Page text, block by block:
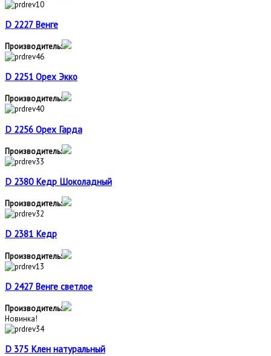
D 2227 Венге
Производитель:
D 2251 Орех Экко
Производитель:
D 2256 Орех Гарда
Производитель:
D 2380 Кедр Шоколадный
Производитель:
D 2381 Кедр
Производитель:
D 2427 Венге светлое
Производитель:
Новинка!
D 375 Клен натуральный